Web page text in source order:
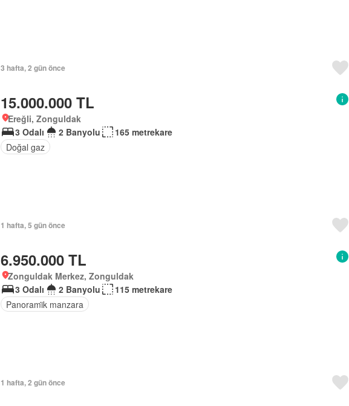
3 hafta, 2 gün önce
15.000.000 TL
Ereğli, Zonguldak
3 Odalı
2 Banyolu
165 metrekare
Doğal gaz
1 hafta, 5 gün önce
6.950.000 TL
Zonguldak Merkez, Zonguldak
3 Odalı
2 Banyolu
115 metrekare
Panorami̇k manzara
1 hafta, 2 gün önce